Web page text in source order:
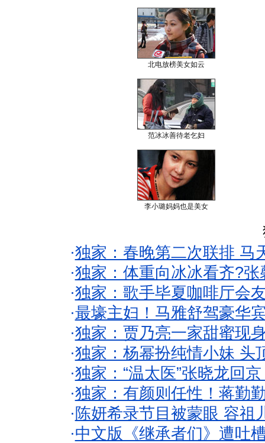
北电放榜美女如云
范冰冰善待老乞妇
李小璐妈妈也是美女
·独家：春晚第二次联排 马
·独家：体重向冰冰看齐?
·独家：歌手毕夏咖啡厅会
·最壕主妇！马雅舒驾豪华
·独家：贾乃亮一家甜蜜现
·独家：杨幂扮纯情小妹 头
·独家：“温太医”张晓龙回
·独家：有颜则任性！蒋勤
· 陈妍希录节目被蒙眼 容祖
·中文版《继承者们》遭吐